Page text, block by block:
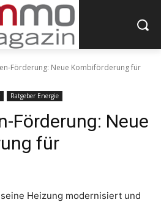
Förderung: Neue Kombiförderung für
Ratgeber Energie
Förderung: Neue
für
Heizung modernisiert und